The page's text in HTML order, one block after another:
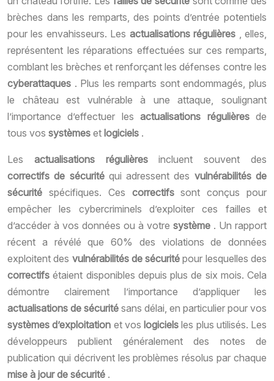
brèches dans les remparts, des points d’entrée potentiels
pour les envahisseurs. Les actualisations régulières , elles,
représentent les réparations effectuées sur ces remparts,
comblant les brèches et renforçant les défenses contre les
cyberattaques . Plus les remparts sont endommagés, plus
le château est vulnérable à une attaque, soulignant
l’importance d’effectuer lesactualisations régulièresde
tous vos systèmes et logiciels .
Les actualisations régulièresincluent souvent des
correctifs de sécurité qui adressent des vulnérabilités de
sécurité spécifiques. Ces correctifssont conçus pour
empêcher les cybercriminels d’exploiter ces failles et
d’accéder à vos données ou à votre système . Un rapport
récent a révélé que 60% des violations de données
exploitent des vulnérabilités de sécuritépour lesquelles des
correctifsétaient disponibles depuis plus de six mois. Cela
démontre clairement l’importance d’appliquer les
actualisations de sécurité sans délai, en particulier pour vos
systèmes d’exploitation et vos logicielsles plus utilisés. Les
développeurs publient généralement des notes de
publication qui décrivent les problèmes résolus par chaque
mise à jour de sécurité .